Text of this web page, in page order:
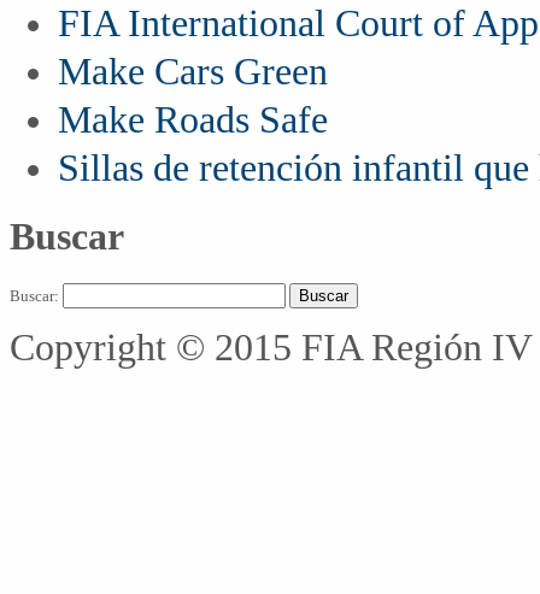
FIA International Court of
Make Cars Green
Make Roads Safe
Sillas de retención infantil que
Buscar
Buscar:
Copyright © 2015 FIA Región